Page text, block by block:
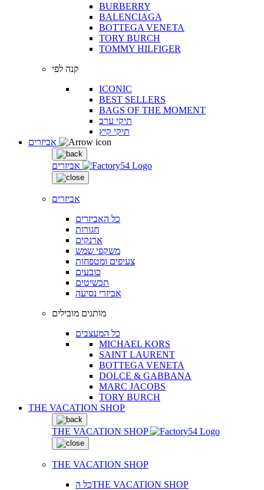
BURBERRY
BALENCIAGA
BOTTEGA VENETA
TORY BURCH
TOMMY HILFIGER
קנה לפי
ICONIC
BEST SELLERS
BAGS OF THE MOMENT
תיקי ערב
תיקי קיץ
אביזרים
אביזרים
כל האביזרים
חגורות
ארנקים
משקפי שמש
צעיפים ומטפחות
כובעים
תכשיטים
אביזרי נסיעה
מותגים מובילים
כל המעצבים
MICHAEL KORS
SAINT LAURENT
BOTTEGA VENETA
DOLCE & GABBANA
MARC JACOBS
TORY BURCH
THE VACATION SHOP
THE VACATION SHOP
THE VACATION SHOP
כל הTHE VACATION SHOP